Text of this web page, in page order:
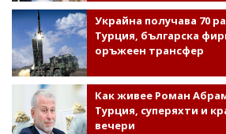
Украйна получава 70
Турция, българска
оръжеен трансфер
Как живее Роман
Турция, суперяхти и
вечери